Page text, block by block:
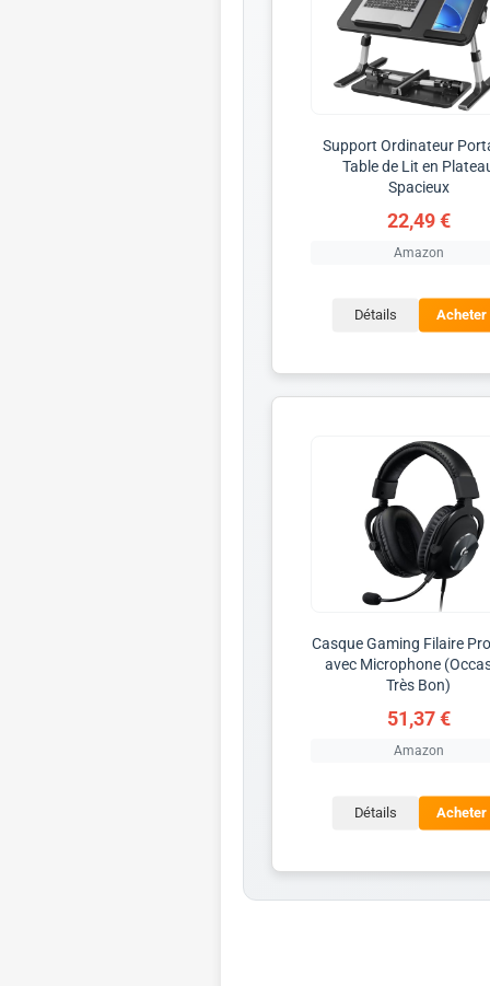
Support Ordinateur
Table de Lit en
Spacieux
22,49 €
Amazon
Détails Acheter
Casque Gaming Filaire
avec Microphone
Très Bon)
51,37 €
Amazon
Détails Acheter